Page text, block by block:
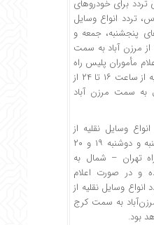
تردد برای خودروهای
تردد انواع وسایل
ساعت ۱۲ تا ۲۴ روزهای پنجشنبه، جمعه و
۱۷ و ۱۸ تیرماه از مرزن آباد به سمت
مأموران پلیس راه
درمحل، تردد انواع وسایل نقلیه از ساعت ۱۶ تا ۲۴ از
به سمت مرزن آباد
وسایل نقلیه از
ساعت ۱۴ تا ۲۴ روزهای یکشنبه و دوشنبه ۱۹ و ۲۰
تهران – شمال به
و در صورت اعلام
وسایل نقلیه از
روز از مرزن‌آباد به سمت کرج
بود.